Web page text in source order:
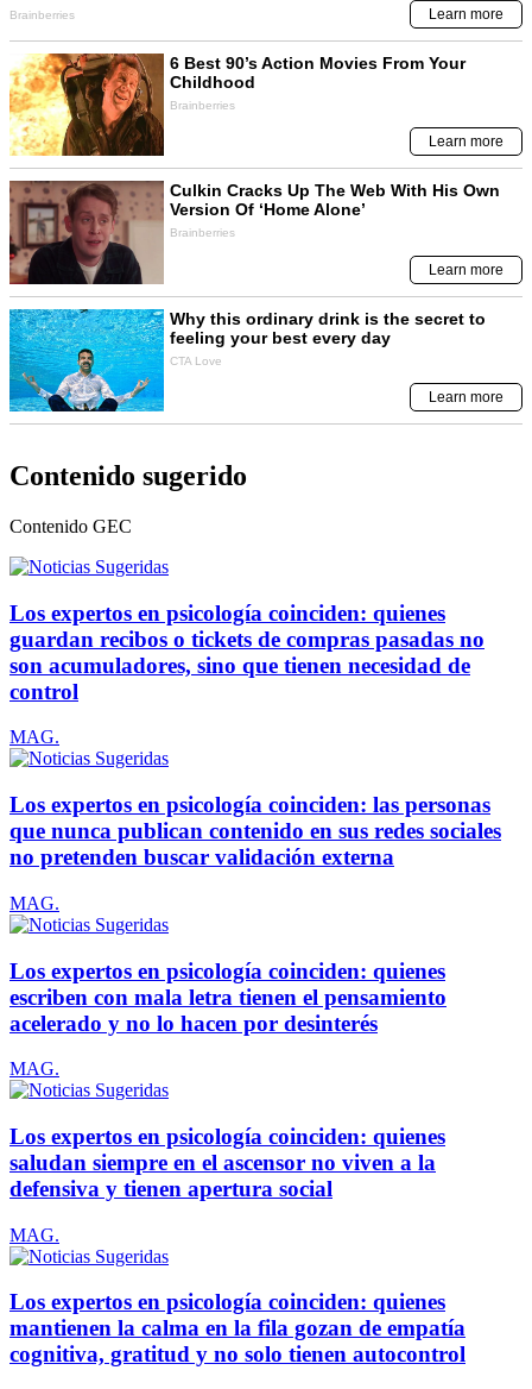
Contenido sugerido
Contenido GEC
Los expertos en psicología coinciden: quienes
guardan recibos o tickets de compras pasadas no
son acumuladores, sino que tienen necesidad de
control
MAG.
Los expertos en psicología coinciden: las personas
que nunca publican contenido en sus redes sociales
no pretenden buscar validación externa
MAG.
Los expertos en psicología coinciden: quienes
escriben con mala letra tienen el pensamiento
acelerado y no lo hacen por desinterés
MAG.
Los expertos en psicología coinciden: quienes
saludan siempre en el ascensor no viven a la
defensiva y tienen apertura social
MAG.
Los expertos en psicología coinciden: quienes
mantienen la calma en la fila gozan de empatía
cognitiva, gratitud y no solo tienen autocontrol